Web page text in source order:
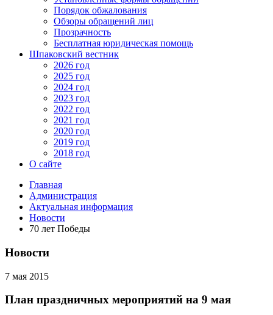
Порядок обжалования
Обзоры обращений лиц
Прозрачность
Бесплатная юридическая помощь
Шпаковский вестник
2026 год
2025 год
2024 год
2023 год
2022 год
2021 год
2020 год
2019 год
2018 год
О сайте
Главная
Администрация
Актуальная информация
Новости
70 лет Победы
Новости
7 мая 2015
План праздничных мероприятий на 9 мая